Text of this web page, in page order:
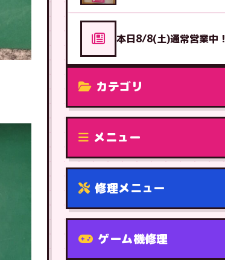
本日8/8(土)通常営業中！
カテゴリ
修理（機種から）
メニュー
修理メニュー
機種から
ゲーム機修理